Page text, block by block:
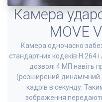
Камера
MOVE
Камера одночасно
стандартних кодеків
дозволі 4 МП навіть
(розширений динамічний
кадрів в секунду.
зображення